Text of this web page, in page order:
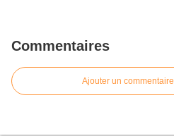
Commentaires
Ajouter un commentaire